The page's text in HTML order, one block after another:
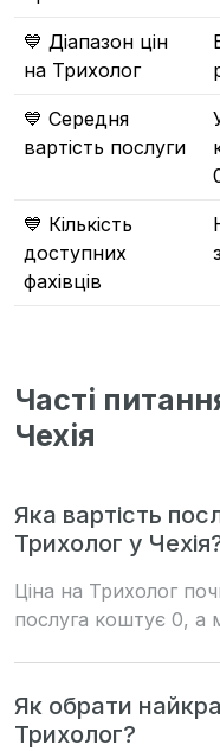
💙 Діапазон цін
на Трихолог
💙 Середня
вартість послуги
💙 Кількість
доступних
фахівців
Часті
Чехія
Яка вартість
Трихолог у
Ціна на Трихолог
послуга коштує 0, а
Як обрати
Трихолог?